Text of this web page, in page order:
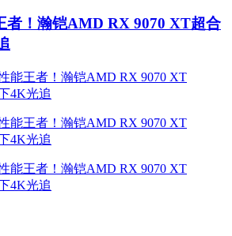
者！瀚铠AMD RX 9070 XT超合